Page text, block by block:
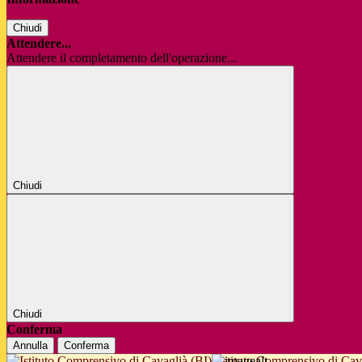
Chiudi
Attendere...
Attendere il completamento dell'operazione...
Chiudi
Chiudi
Conferma
Annulla Conferma